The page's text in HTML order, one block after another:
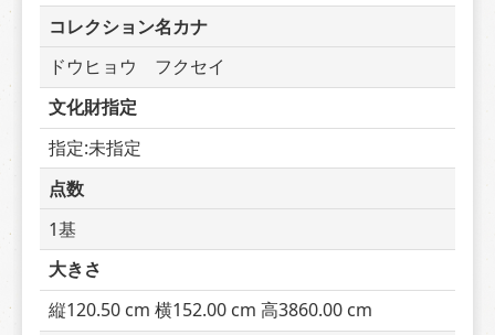
コレクション名カナ
ドウヒョウ　フクセイ
文化財指定
指定:未指定
点数
1基
大きさ
縦120.50 cm 横152.00 cm 高3860.00 cm